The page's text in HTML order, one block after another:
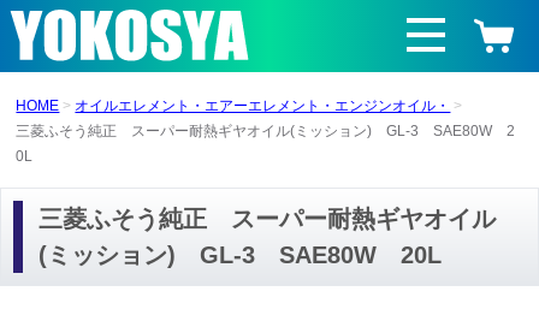
HOME
オイルエレメント・エアーエレメント・エンジンオイル・
三菱ふそう純正 スーパー耐熱ギヤオイル(ミッション) GL-3 SAE80W 2
0L
三菱ふそう純正 スーパー耐熱ギヤオイル
(ミッション) GL-3 SAE80W 20L